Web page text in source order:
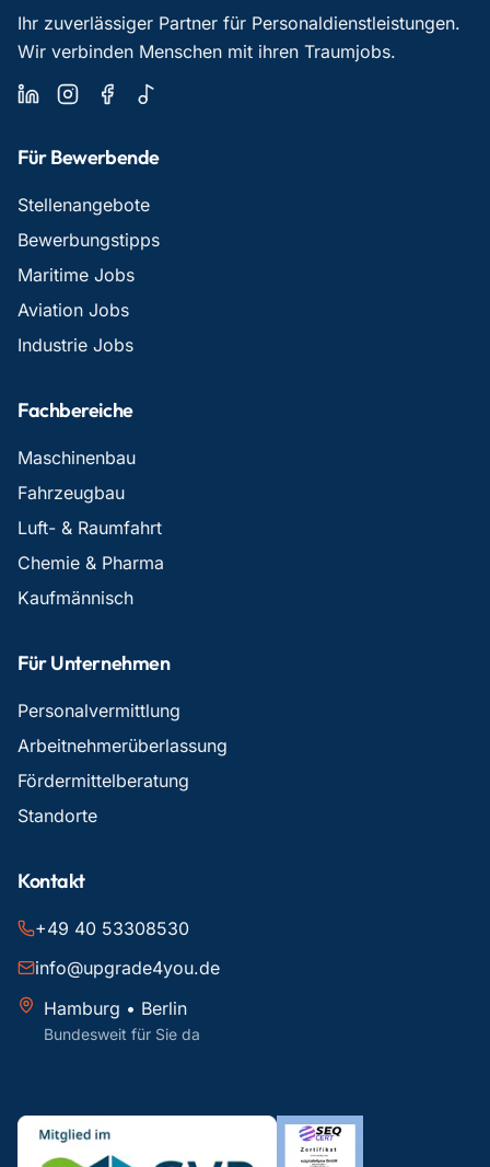
Ihr zuverlässiger Partner für Personaldienstleistungen.
Wir verbinden Menschen mit ihren Traumjobs.
Für Bewerbende
Stellenangebote
Bewerbungstipps
Maritime Jobs
Aviation Jobs
Industrie Jobs
Fachbereiche
Maschinenbau
Fahrzeugbau
Luft- & Raumfahrt
Chemie & Pharma
Kaufmännisch
Für Unternehmen
Personalvermittlung
Arbeitnehmerüberlassung
Fördermittelberatung
Standorte
Kontakt
+49 40 53308530
info@upgrade4you.de
Hamburg • Berlin
Bundesweit für Sie da